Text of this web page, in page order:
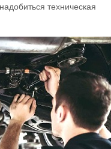
техническая